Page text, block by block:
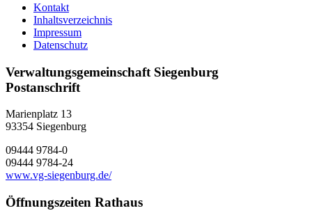
Kontakt
Inhaltsverzeichnis
Impressum
Datenschutz
Verwaltungsgemeinschaft Siegenburg
Postanschrift
Marienplatz 13
93354 Siegenburg
09444 9784-0
09444 9784-24
www.vg-siegenburg.de/
Öffnungszeiten Rathaus